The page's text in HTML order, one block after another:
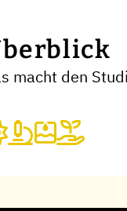
macht den